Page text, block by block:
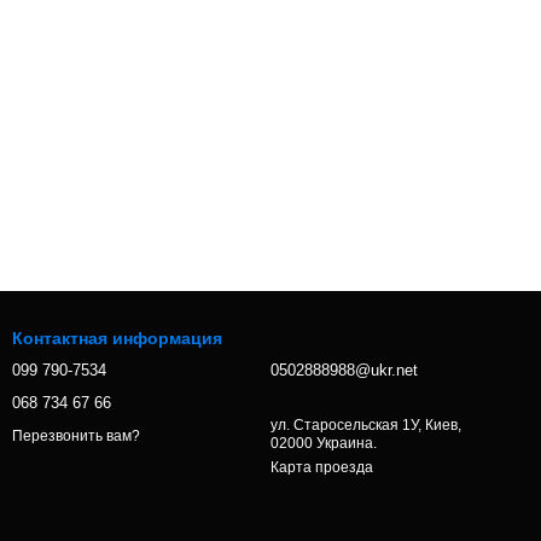
Контактная информация
099 790-7534
068 734 67 66
Перезвонить вам?
0502888988@ukr.net
ул. Старосельская 1У, Киев,
02000 Украина.
Карта проезда